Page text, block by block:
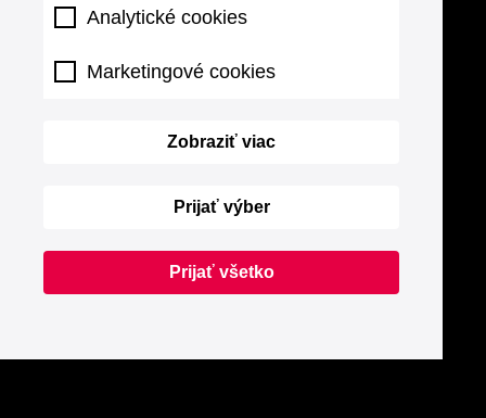
Analytické cookies
Marketingové cookies
Zobraziť viac
Prijať výber
Prijať všetko